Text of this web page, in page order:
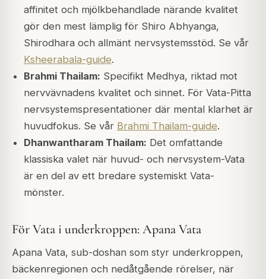
affinitet och mjölkbehandlade närande kvalitet
gör den mest lämplig för Shiro Abhyanga,
Shirodhara och allmänt nervsystemsstöd. Se vår
Ksheerabala-guide.
Brahmi Thailam: Specifikt Medhya, riktad mot
nervvävnadens kvalitet och sinnet. För Vata-Pitta
nervsystemspresentationer där mental klarhet är
huvudfokus. Se vår Brahmi Thailam-guide.
Dhanwantharam Thailam: Det omfattande
klassiska valet när huvud- och nervsystem-Vata
är en del av ett bredare systemiskt Vata-
mönster.
För Vata i underkroppen: Apana Vata
Apana Vata, sub-doshan som styr underkroppen,
bäckenregionen och nedåtgående rörelser, när